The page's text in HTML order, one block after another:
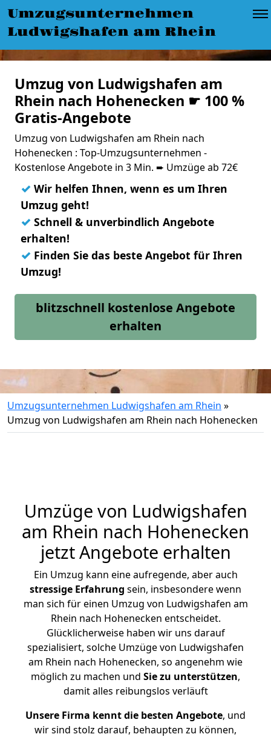
Umzugsunternehmen
Ludwigshafen am Rhein
Umzug von Ludwigshafen am
Rhein nach Hohenecken ☛ 100 %
Gratis-Angebote
Umzug von Ludwigshafen am Rhein nach
Hohenecken : Top-Umzugsunternehmen -
Kostenlose Angebote in 3 Min. ➨ Umzüge ab 72€
✓ Wir helfen Ihnen, wenn es um Ihren
Umzug geht!
✓ Schnell & unverbindlich Angebote
erhalten!
✓ Finden Sie das beste Angebot für Ihren
Umzug!
blitzschnell kostenlose Angebote
erhalten
Umzugsunternehmen Ludwigshafen am Rhein »
Umzug von Ludwigshafen am Rhein nach Hohenecken
Umzüge von Ludwigshafen
am Rhein nach Hohenecken
jetzt Angebote erhalten
Ein Umzug kann eine aufregende, aber auch
stressige Erfahrung sein, insbesondere wenn
man sich für einen Umzug von Ludwigshafen am
Rhein nach Hohenecken entscheidet.
Glücklicherweise haben wir uns darauf
spezialisiert, solche Umzüge von Ludwigshafen
am Rhein nach Hohenecken, so angenehm wie
möglich zu machen und Sie zu unterstützen,
damit alles reibungslos verläuft
Unsere Firma kennt die besten Angebote, und
wir sind stolz darauf, behaupten zu können,